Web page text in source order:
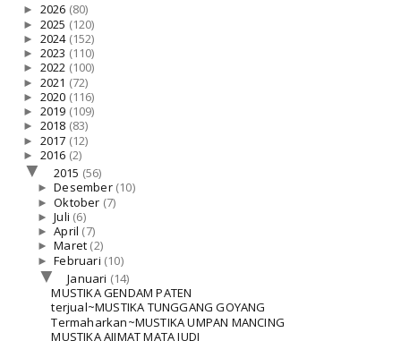
► 2026 (80)
► 2025 (120)
► 2024 (152)
► 2023 (110)
► 2022 (100)
► 2021 (72)
► 2020 (116)
► 2019 (109)
► 2018 (83)
► 2017 (12)
► 2016 (2)
▼ 2015 (56)
►Desember (10)
►Oktober (7)
►Juli (6)
►April (7)
►Maret (2)
►Februari (10)
▼Januari (14)
MUSTIKA GENDAM PATEN
terjual~MUSTIKA TUNGGANG GOYANG
Termaharkan~MUSTIKA UMPAN MANCING
MUSTIKA AJIMAT MATA JUDI